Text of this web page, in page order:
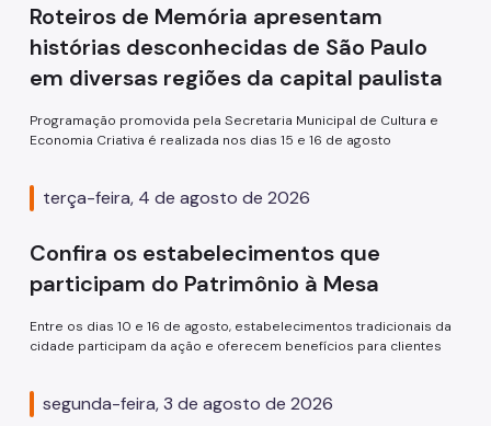
Bibliotecas
Casas de Cultura
Centros Culturais
Museu da Cidade
Theatro Municipal
Urbanismo social
Patrimônio Histórico
Roteiros de Memória apresentam
histórias desconhecidas de São Paulo
em diversas regiões da capital paulista
Programação promovida pela Secretaria Municipal de Cultura e
Economia Criativa é realizada nos dias 15 e 16 de agosto
terça-feira, 4 de agosto de 2026
Confira os estabelecimentos que
participam do Patrimônio à Mesa
Entre os dias 10 e 16 de agosto, estabelecimentos tradicionais da
cidade participam da ação e oferecem benefícios para clientes
segunda-feira, 3 de agosto de 2026